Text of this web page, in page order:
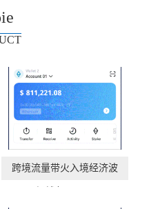
跨境流量带火入境经济波